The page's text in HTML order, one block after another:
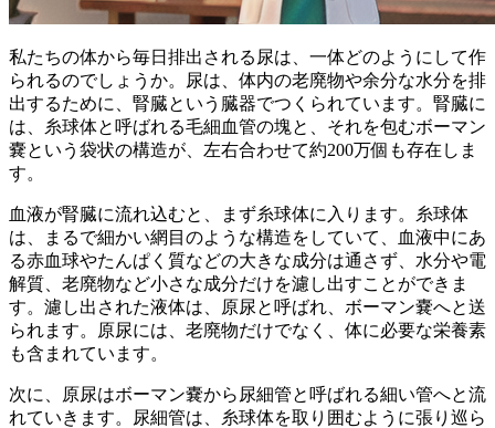
私たちの体から毎日排出される尿は、一体どのようにして作
られるのでしょうか。尿は、体内の老廃物や余分な水分を排
出するために、腎臓という臓器でつくられています。腎臓に
は、
糸球体と呼ばれる毛細血管の塊と、それを包むボーマン
嚢という袋状の構造が、左右合わせて約200万個も存在しま
す。
血液が腎臓に流れ込むと、まず糸球体に入ります。糸球体
は、まるで細かい網目のような構造をしていて、血液中にあ
る赤血球やたんぱく質などの大きな成分は通さず、水分や電
解質、老廃物など小さな成分だけを濾し出すことができま
す。濾し出された液体は、原尿と呼ばれ、ボーマン嚢へと送
られます。原尿には、老廃物だけでなく、体に必要な栄養素
も含まれています。
次に、原尿はボーマン嚢から 尿細管と呼ばれる細い管へと流
れていきます。尿細管は、糸球体を取り囲むように張り巡ら